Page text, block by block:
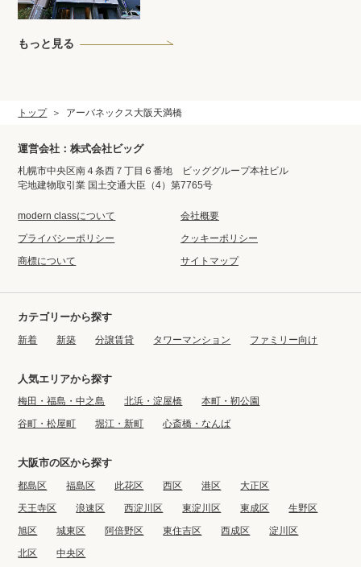
もっと見る
トップ アーバネックス大阪天満橋
運営会社：株式会社ビッグ
札幌市中央区南４条西７丁目６番地 ビッググループ本社ビル
宅地建物取引業 国土交通大臣（4）第7765号
modern classについて
会社概要
プライバシーポリシー
クッキーポリシー
商標について
サイトマップ
カテゴリーから探す
新着 新築 分譲賃貸 タワーマンション ファミリー向け
人気エリアから探す
梅田・福島・中之島 北浜・淀屋橋
本町・靭公園
谷町・松屋町
堀江・新町 心斎橋・なんば
大阪市の区から探す
都島区 福島区 此花区 西区 港区
大正区
天王寺区
浪速区 西淀川区 東淀川区 東成区
生野区
旭区
城東区 阿倍野区 東住吉区 西成区
淀川区
北区
中央区